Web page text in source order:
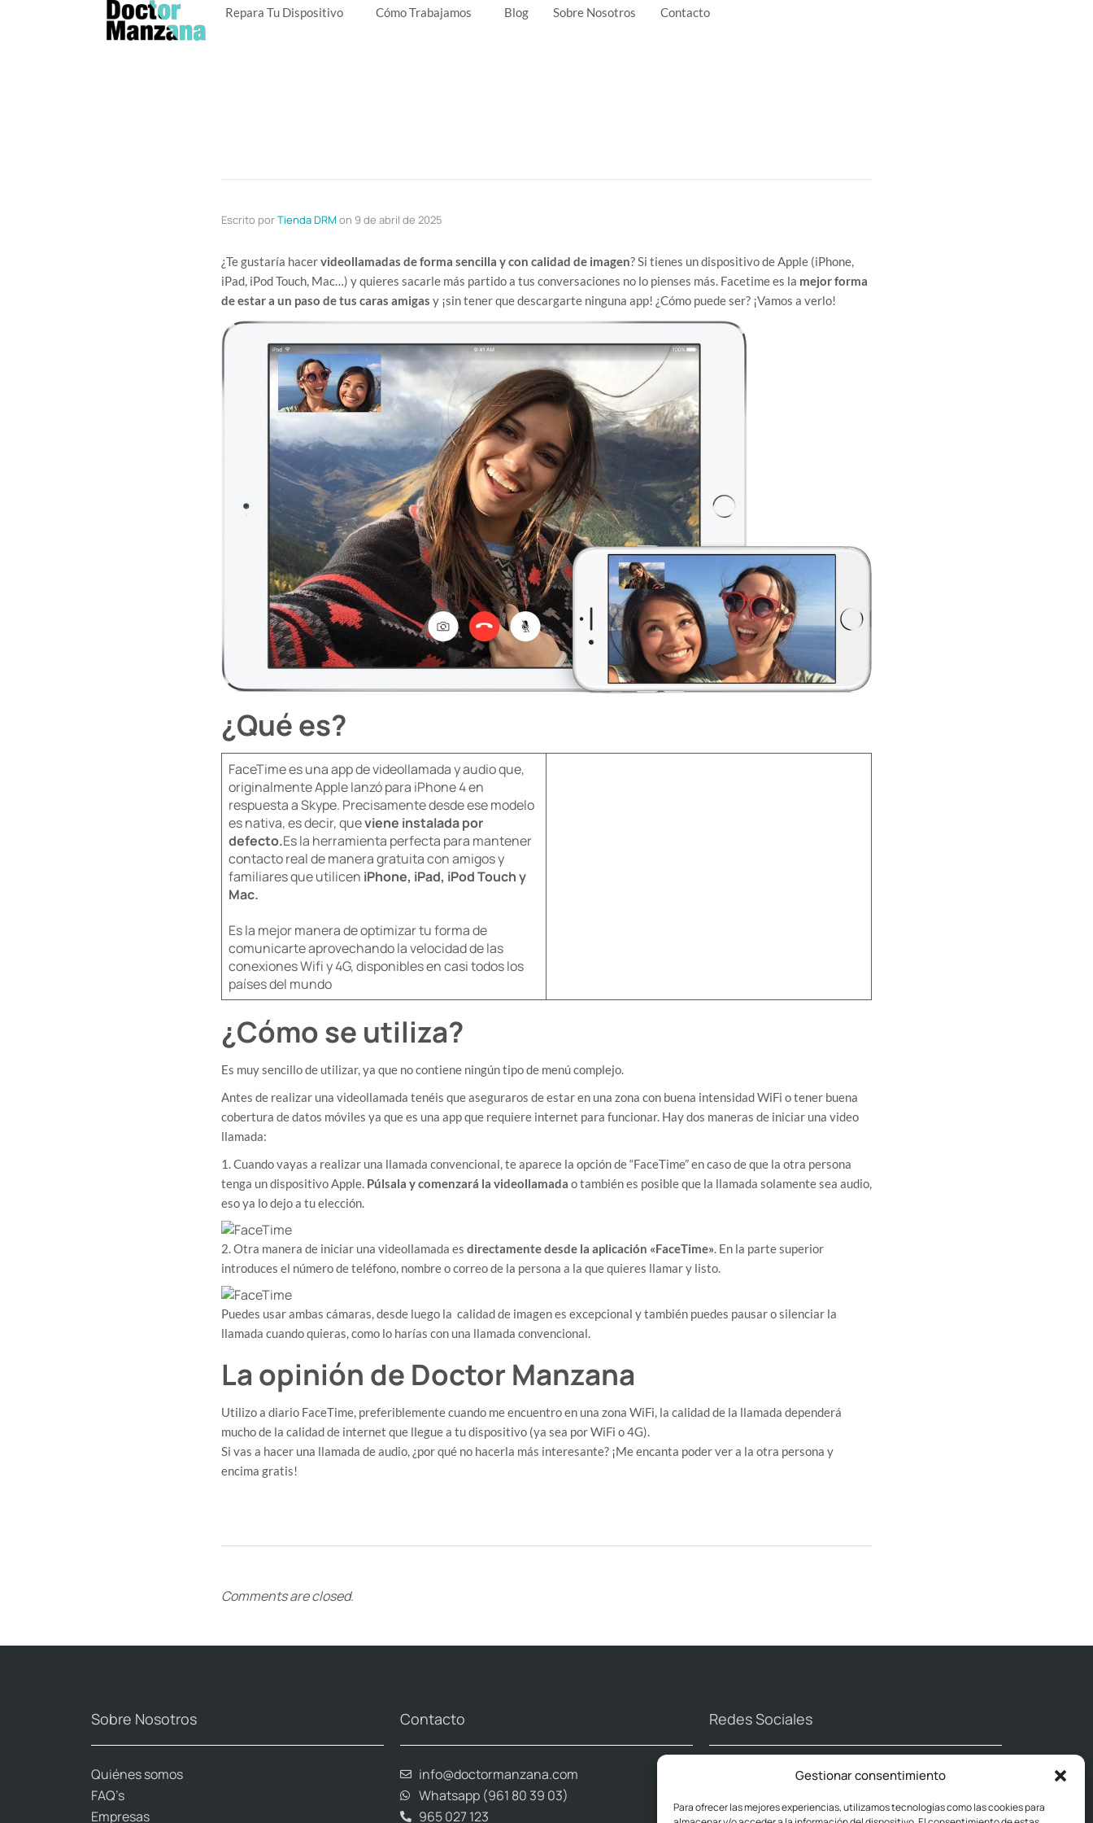
Gestionar consentimiento
Para ofrecer las mejores experiencias, utilizamos tecnologías como las cookies para
Repara Tu Dispositivo Cómo Trabajamos Blog Sobre Nosotros Contacto
Escrito porTienda DRM on 9 de abril de 2025
¿Te gustaría hacervideollamadas de forma sencilla y con calidad de imagen? Si tienes un dispositivo de Apple (iPhone,
iPad, iPod Touch, Mac…) y quieres sacarle más partido a tus conversaciones no lo pienses más. Facetime es la mejor forma
de estar a un paso de tus caras amigas y ¡sin tener que descargarte ninguna app! ¿Cómo puede ser? ¡Vamos a verlo!
¿Qué es?
​FaceTime es una app de videollamada y audio que,
originalmente Apple lanzó para iPhone 4 en
respuesta a Skype. Precisamente desde ese modelo
es nativa, es decir, queviene instalada por
defecto.​Es la herramienta perfecta para mantener
contacto real de manera gratuita con amigos y
familiares que utilicen iPhone, iPad, iPod Touch y
Mac.
​​Es la mejor manera de optimizar tu forma de
comunicarte aprovechando la velocidad de las
conexiones Wifi y 4G, disponibles en casi todos los
países del mundo
¿Cómo se utiliza?
​Es muy sencillo de utilizar, ya que no contiene ningún tipo de menú complejo.
​Antes de realizar una videollamada tenéis que aseguraros de estar en una zona con buena intensidad WiFi o tener buena
cobertura de datos móviles ya que es una app que requiere internet para funcionar. Hay dos maneras de iniciar una video
llamada:
1. Cuando vayas a realizar una llamada convencional, te aparece la opción de “FaceTime” en caso de que la otra persona
tenga un dispositivo Apple. Púlsala y comenzará la videollamada o también es posible que la llamada solamente sea audio,
eso ya lo dejo a tu elección.
2. Otra manera de iniciar una videollamada es directamente desde la aplicación «FaceTime». En la parte superior
introduces el número de teléfono, nombre o correo de la persona a la que quieres llamar y listo.
​Puedes usar ambas cámaras, desde luego la calidad de imagen es excepcional y también puedes pausar o silenciar la
llamada cuando quieras, como lo harías con una llamada convencional.
La opinión de Doctor Manzana
Utilizo a diario FaceTime, preferiblemente cuando me encuentro en una zona WiFi, la calidad de la llamada dependerá
mucho de la calidad de internet que llegue a tu dispositivo (ya sea por WiFi o 4G).
Si vas a hacer una llamada de audio, ¿por qué no hacerla más interesante? ¡Me encanta poder ver a la otra persona y
encima gratis!
Comments are closed.
Sobre Nosotros
Quiénes somos
FAQ’s
Empresas
Contacto
info@doctormanzana.com
Whatsapp (961 80 39 03)
965 027 123
Redes Sociales